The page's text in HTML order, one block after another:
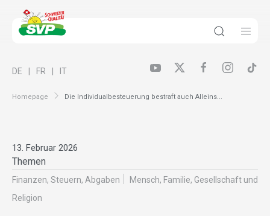
Homepage Die Individualbesteuerung bestraft auch Alleins...
DE FR IT
13. Februar 2026
Themen
Finanzen, Steuern, Abgaben
Mensch, Familie, Gesellschaft und
Religion